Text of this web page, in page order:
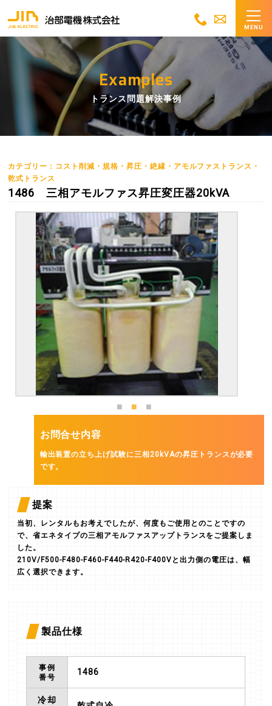
MENU
Examples
トランス問題解決事例
カテゴリー：コスト削減・規格・昇圧・絶縁・アモルファストランス・
乾式トランス
1486 三相アモルファス昇圧変圧器20kVA
お問合せ内容
輸出装置の立ち上げ試験に三相20kVAの昇圧トランスが必要
です。
提案
当初、レンタルもお考えでしたが、何度もご使用とのことですの
で、省エネタイプの三相アモルファスアップトランスをご提案しま
した。
210V/F500-F480-F460-F440-R420-F400Vと出力側の電圧は、幅
広く選択できます。
製品仕様
事例
番号
1486
冷却